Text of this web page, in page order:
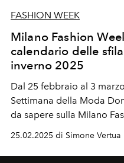
FASHION WEEK
Milano Fashion
calendario delle
inverno 2025
Dal 25 febbraio al 3
Settimana della Moda
da sapere sulla Milano
25.02.2025 di Simone Vertua